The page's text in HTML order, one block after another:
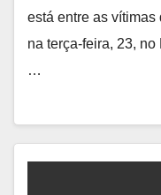
está entre as
na terça-feira, 23,
…